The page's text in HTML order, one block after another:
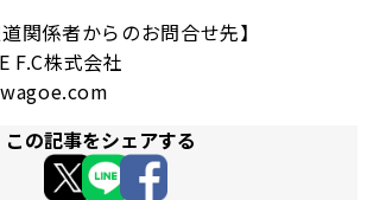
関係者からのお問合せ先】
F.C株式会社
この記事をシェアする